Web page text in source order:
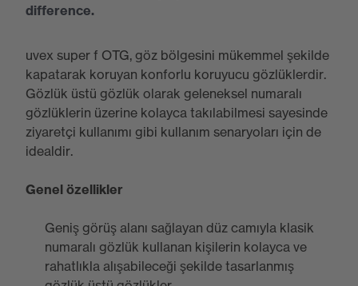
difference.
uvex super f OTG, göz bölgesini mükemmel şekilde
kapatarak koruyan konforlu koruyucu gözlüklerdir.
Gözlük üstü gözlük olarak geleneksel numaralı
gözlüklerin üzerine kolayca takılabilmesi sayesinde
ziyaretçi kullanımı gibi kullanım senaryoları için de
idealdir.
Genel özellikler
Geniş görüş alanı sağlayan düz camıyla klasik
numaralı gözlük kullanan kişilerin kolayca ve
rahatlıkla alışabileceği şekilde tasarlanmış